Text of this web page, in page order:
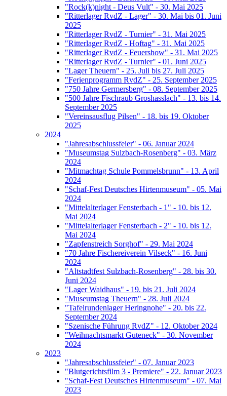
"Rock(k)night - Deus Vult" - 30. Mai 2025
"Ritterlager RvdZ - Lager" - 30. Mai bis 01. Juni
2025
"Ritterlager RvdZ - Turnier" - 31. Mai 2025
"Ritterlager RvdZ - Hoftag" - 31. Mai 2025
"Ritterlager RvdZ - Feuershow" - 31. Mai 2025
"Ritterlager RvdZ - Turnier" - 01. Juni 2025
"Lager Theuern" - 25. Juli bis 27. Juli 2025
"Ferienprogramm RvdZ" - 25. September 2025
"750 Jahre Germersberg" - 08. September 2025
"500 Jahre Fischraub Groshasslach" - 13. bis 14.
September 2025
"Vereinsausflug Pilsen" - 18. bis 19. Oktober
2025
2024
"Jahresabschlussfeier" - 06. Januar 2024
"Museumstag Sulzbach-Rosenberg" - 03. März
2024
"Mitmachtag Schule Pommelsbrunn" - 13. April
2024
"Schaf-Fest Deutsches Hirtenmuseum" - 05. Mai
2024
"Mittelalterlager Fensterbach - 1" - 10. bis 12.
Mai 2024
"Mittelalterlager Fensterbach - 2" - 10. bis 12.
Mai 2024
"Zapfenstreich Sorghof" - 29. Mai 2024
"70 Jahre Fischereiverein Vilseck" - 16. Juni
2024
"Altstadtfest Sulzbach-Rosenberg" - 28. bis 30.
Juni 2024
"Lager Waidhaus" - 19. bis 21. Juli 2024
"Museumstag Theuern" - 28. Juli 2024
"Tafelrundenlager Heringnohe" - 20. bis 22.
September 2024
"Szenische Führung RvdZ" - 12. Oktober 2024
"Weihnachtsmarkt Guteneck" - 30. November
2024
2023
"Jahresabschlussfeier" - 07. Januar 2023
"Blutgerichtsfilm 3 - Premiere" - 22. Januar 2023
"Schaf-Fest Deutsches Hirtenmuseum" - 07. Mai
2023